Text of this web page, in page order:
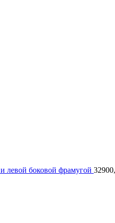
левой боковой фрамугой